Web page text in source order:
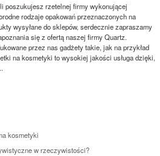
poszukujesz rzetelnej firmy wykonującej
rodzaje opakowań przeznaczonych na
wysyłane do sklepów, serdecznie zapraszamy
się z ofertą naszej firmy Quartz.
przez nas gadżety takie, jak na przykład
na kosmetyki to wysokiej jakości usługa dzięki,
kosmetyki
w rzeczywistości?